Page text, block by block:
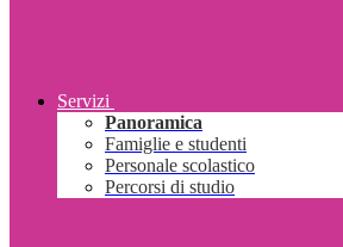
Servizi
Panoramica
Famiglie e studenti
Personale scolastico
Percorsi di studio